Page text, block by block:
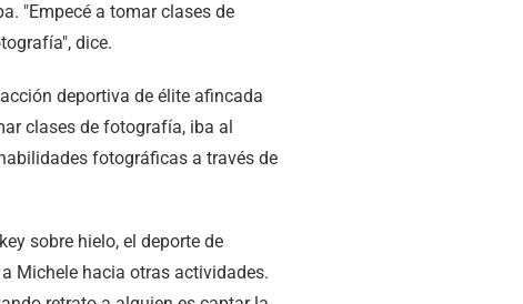
"Empecé a tomar clases de
dice.
deportiva de élite afincada
clases de fotografía, iba al
fotográficas a través de
sobre hielo, el deporte de
Michele hacia otras actividades.